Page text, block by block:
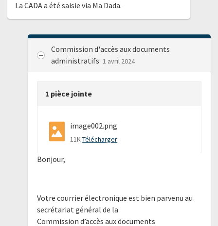
La CADA a été saisie via Ma Dada.
Commission d'accès aux documents
administratifs 1 avril 2024
1 pièce jointe
image002.png
11KTélécharger
Bonjour,
Votre courrier électronique est bien parvenu au
secrétariat général de la
Commission d’accès aux documents